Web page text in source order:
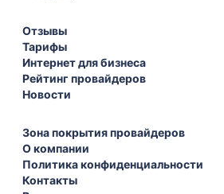
Отзывы
Тарифы
Интернет для бизнеса
Рейтинг провайдеров
Новости
Зона покрытия провайдеров
О компании
Политика конфиденциальности
Контакты